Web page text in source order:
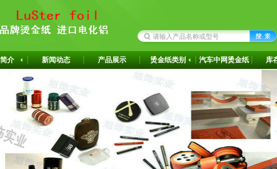
介 新闻动态 产品展示 烫金纸类别 汽车中网烫金纸 库